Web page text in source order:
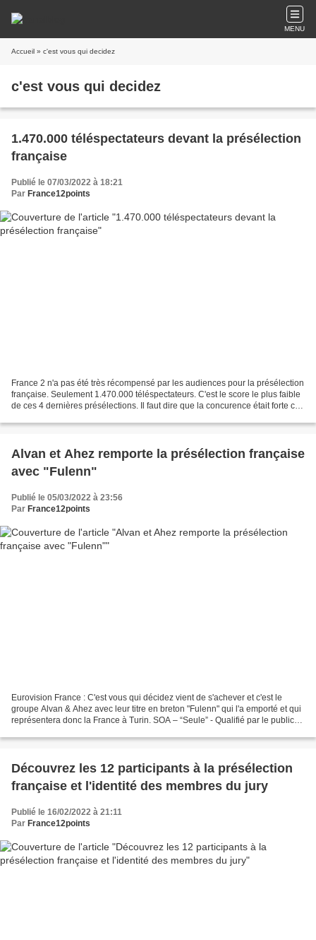
MENU
Accueil » c'est vous qui decidez
c'est vous qui decidez
1.470.000 téléspectateurs devant la présélection
française
Publié le 07/03/2022 à 18:21
Par France12points
France 2 n'a pas été très récompensé par les audiences pour la présélection
française. Seulement 1.470.000 téléspectateurs. C'est le score le plus faible
de ces 4 dernières présélections. Il faut dire que la concurence était forte ce
Alvan et Ahez remporte la présélection française
avec "Fulenn"
Publié le 05/03/2022 à 23:56
Par France12points
Eurovision France : C'est vous qui décidez vient de s'achever et c'est le
groupe Alvan & Ahez avec leur titre en breton "Fulenn" qui l'a emporté et qui
représentera donc la France à Turin. SOA – “Seule” - Qualifié par le public
Découvrez les 12 participants à la présélection
française et l'identité des membres du jury
Publié le 16/02/2022 à 21:11
Par France12points